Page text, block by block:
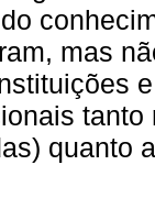
mas
quanto